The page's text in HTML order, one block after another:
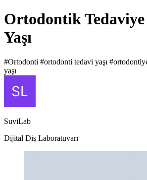
Ortodontik Tedaviye
Yaşı
#Ortodonti #ortodonti tedavi yaşı
yaşı
SuviLab
Dijital Diş Laboratuvarı